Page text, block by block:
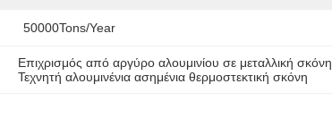
50000Tons/Year
Επιχρισμός από αργύρο αλουμινίου σε μεταλλική σκόνη
Τεχνητή αλουμινένια ασημένια θερμοστεκτική σκόνη